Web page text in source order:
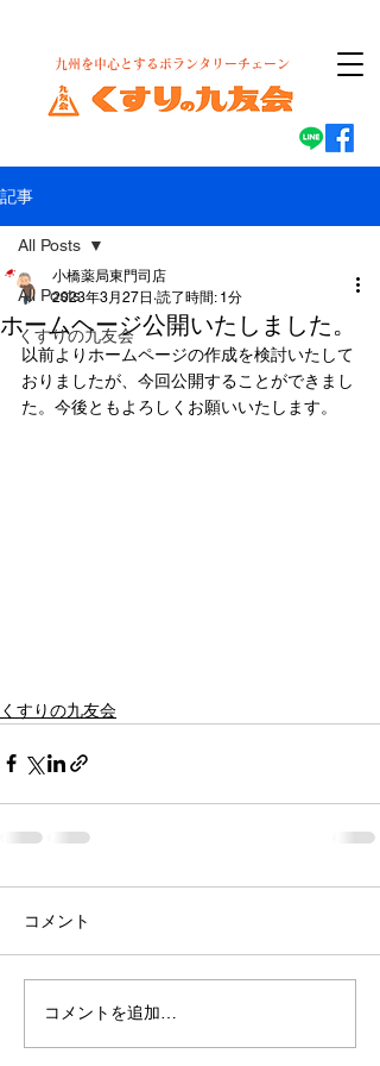
​九州を中心とするボランタリーチェーン
記事
All Posts
くすりの九友会
All Posts
ホームヘージ公開いたしました。
小橋薬局東門司店
2023年3月27日 読了時間: 1分
以前よりホームページの作成を検討いたして
おりましたが、今回公開することができまし
た。今後ともよろしくお願いいたします。
くすりの九友会
コメント
コメントを追加…